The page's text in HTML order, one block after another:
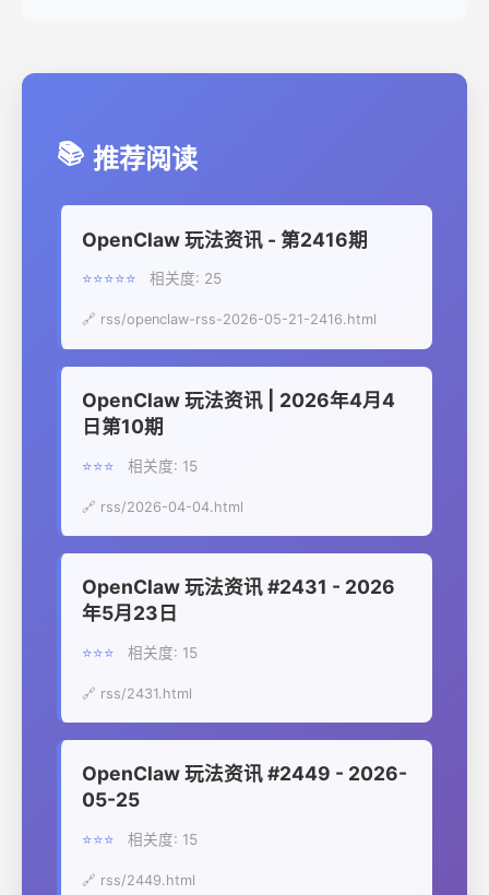
📚 推荐阅读
OpenClaw 玩法资讯 - 第2416期
⭐⭐⭐⭐⭐ 相关度: 25
🔗 rss/openclaw-rss-2026-05-21-2416.html
OpenClaw 玩法资讯 | 2026年4月4
日第10期
⭐⭐⭐ 相关度: 15
🔗 rss/2026-04-04.html
OpenClaw 玩法资讯 #2431 - 2026
年5月23日
⭐⭐⭐ 相关度: 15
🔗 rss/2431.html
OpenClaw 玩法资讯 #2449 - 2026-
05-25
⭐⭐⭐ 相关度: 15
🔗 rss/2449.html